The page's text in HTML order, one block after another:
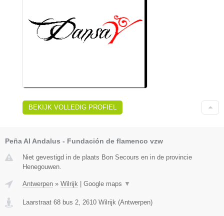
BEKIJK VOLLEDIG PROFIEL
Peña Al Andalus - Fundación de flamenco vzw
Niet gevestigd in de plaats Bon Secours en in de provincie
Henegouwen.
Antwerpen » Wilrijk | Google maps ▼
Laarstraat 68 bus 2 2610 Wilrijk (Antwerpen)